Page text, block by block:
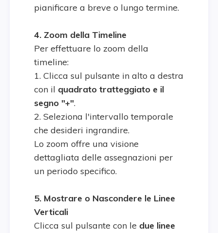
pianificare a breve o lungo termine.
4. Zoom della Timeline
Per effettuare lo zoom della
timeline:
1. Clicca sul pulsante in alto a destra
con il quadrato tratteggiato e il
segno "+".
2. Seleziona l'intervallo temporale
che desideri ingrandire.
Lo zoom offre una visione
dettagliata delle assegnazioni per
un periodo specifico.
5. Mostrare o Nascondere le Linee
Verticali
Clicca sul pulsante con le due linee